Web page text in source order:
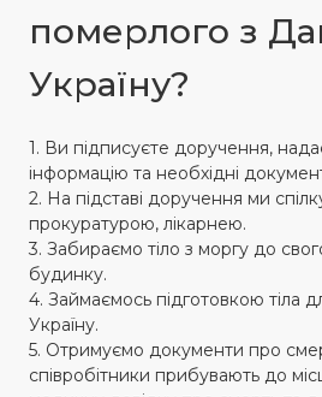
померлого з
Україну?
1. Ви підписуєте доручення,
інформацію та необхідні
2. На підставі доручення ми
прокуратурою, лікарнею.
3. Забираємо тіло з моргу до
будинку.
4. Займаємось підготовкою тіла
Україну.
5. Отримуємо документи про
співробітники прибувають до